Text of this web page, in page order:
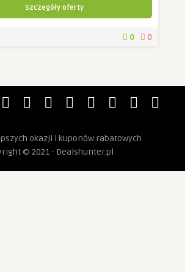
Szczegóły oferty
0 0
okazji i kuponów rabatowych
© 2021 - Dealshunter.pl